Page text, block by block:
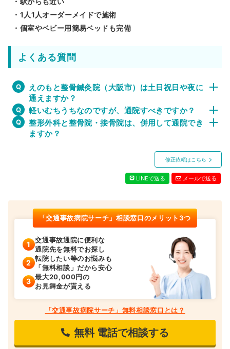
・1人1人オーダーメイドで施術
・個室やベビー用簡易ベッドも完備
よくある質問
えのもと整骨鍼灸院（大阪市）は土日祝日や夜に
通えますか？
軽いむちうちなのですが、通院すべきですか？
整形外科と整骨院・接骨院は、併用して通院でき
ますか？
修正依頼はこちら
LINEで送る メールで送る
「交通事故病院サーチ」相談窓口のメリット3つ
交通事故通院に便利な
通院先を無料でお探し
転院したい等のお悩みも
「無料相談」だから安心
最大20,000円の
お見舞金が貰える
「交通事故病院サーチ」無料相談窓口とは？
無料 電話で相談する